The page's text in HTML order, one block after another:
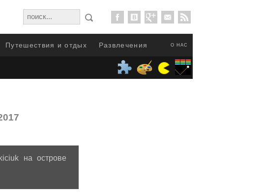
О НАС
Путешествия и отдых Развлечения
на острове